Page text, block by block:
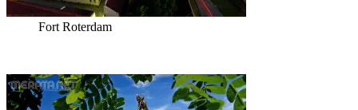
Fort Roterdam